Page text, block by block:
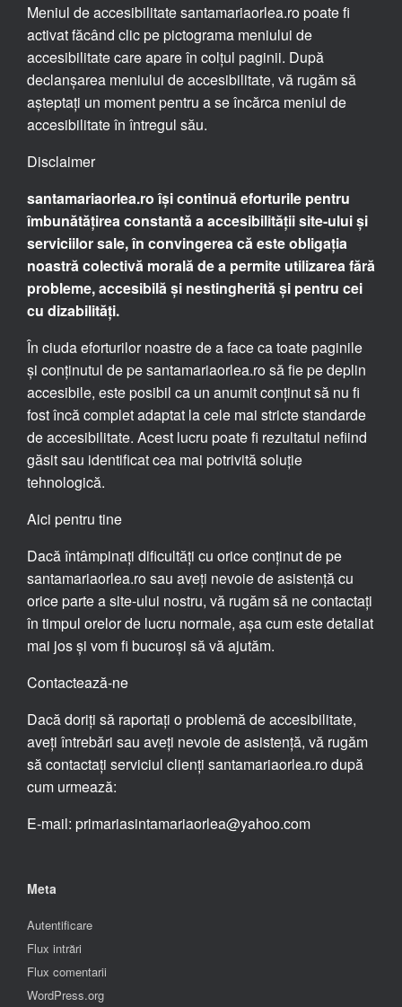
Meniul de accesibilitate santamariaorlea.ro poate fi
activat făcând clic pe pictograma meniului de
accesibilitate care apare în colțul paginii. După
declanșarea meniului de accesibilitate, vă rugăm să
așteptați un moment pentru a se încărca meniul de
accesibilitate în întregul său.
Disclaimer
santamariaorlea.ro își continuă eforturile pentru
îmbunătățirea constantă a accesibilității site-ului și
serviciilor sale, în convingerea că este obligația
noastră colectivă morală de a permite utilizarea fără
probleme, accesibilă și nestingherită și pentru cei
cu dizabilități.
În ciuda eforturilor noastre de a face ca toate paginile
și conținutul de pe santamariaorlea.ro să fie pe deplin
accesibile, este posibil ca un anumit conținut să nu fi
fost încă complet adaptat la cele mai stricte standarde
de accesibilitate. Acest lucru poate fi rezultatul nefiind
găsit sau identificat cea mai potrivită soluție
tehnologică.
Aici pentru tine
Dacă întâmpinați dificultăți cu orice conținut de pe
santamariaorlea.ro sau aveți nevoie de asistență cu
orice parte a site-ului nostru, vă rugăm să ne contactați
în timpul orelor de lucru normale, așa cum este detaliat
mai jos și vom fi bucuroși să vă ajutăm.
Contactează-ne
Dacă doriți să raportați o problemă de accesibilitate,
aveți întrebări sau aveți nevoie de asistență, vă rugăm
să contactați serviciul clienți santamariaorlea.ro după
cum urmează:
E-mail: primariasintamariaorlea@yahoo.com
Meta
Autentificare
Flux intrări
Flux comentarii
WordPress.org